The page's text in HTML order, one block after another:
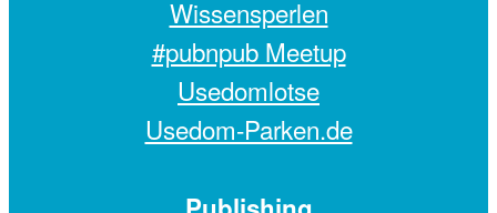
Wissensperlen
#pubnpub Meetup
Usedomlotse
Usedom-Parken.de